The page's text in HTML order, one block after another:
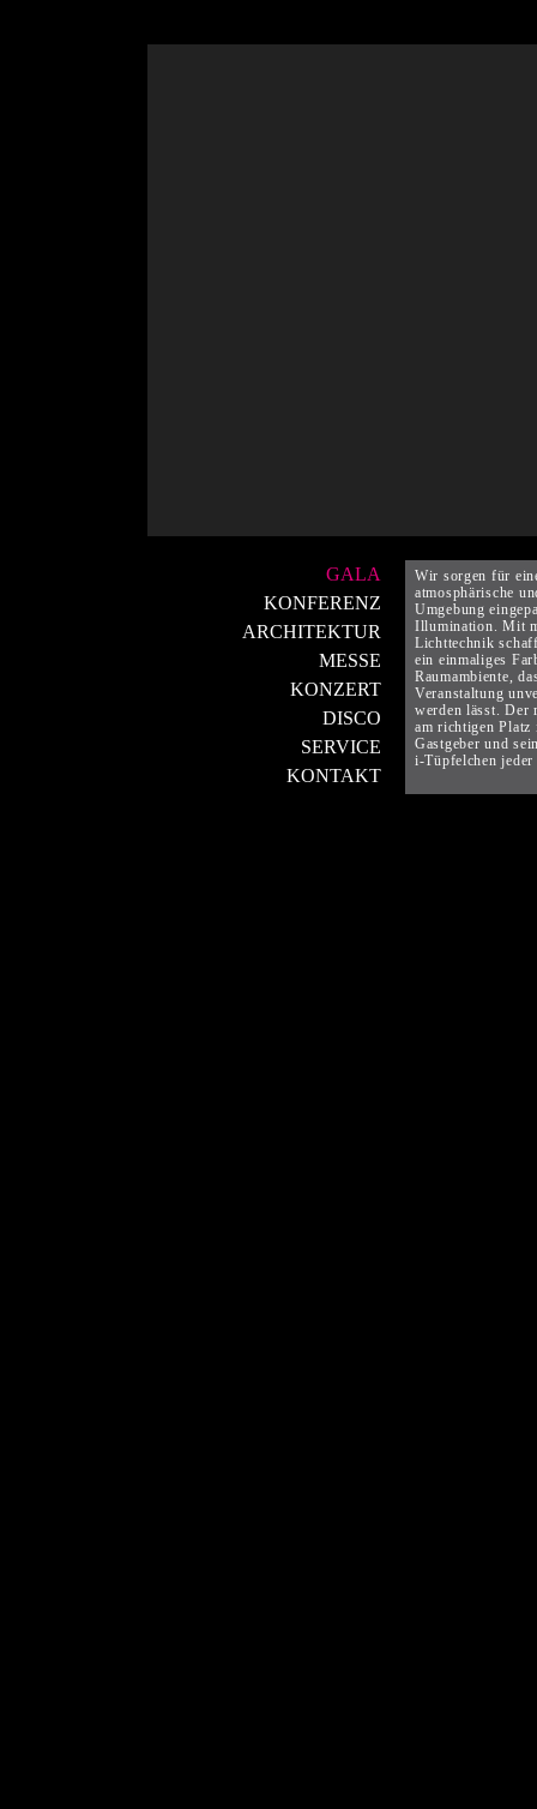
GALA
KONFERENZ
ARCHITEKTUR
MESSE
KONZERT
DISCO
SERVICE
KONTAKT
Wir sorgen für
atmosphärische
Umgebung
Illumination. Mit
Lichttechnik
ein einmaliges
Raumambiente,
Veranstaltung
werden lässt. Der
am richtigen Platz
Gastgeber und
i-Tüpfelchen jeder